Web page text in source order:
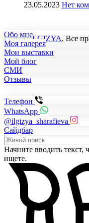
23.05.2023 Нет
© 2026ILGIZYA. Все
Обо мне
Моя галерея
Мои выставки
Мой блог
СМИ
Отзывы
Телефон
WhatsApp
@ilgizya_sharafieva
Сайдбар
Начните вводить
ищете.